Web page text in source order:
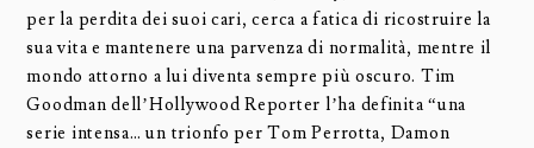
per la perdita dei suoi cari, cerca a fatica di ricostruire la
sua vita e mantenere una parvenza di normalità, mentre il
mondo attorno a lui diventa sempre più oscuro. Tim
Goodman dell’Hollywood Reporter l’ha definita “una
serie intensa… un trionfo per Tom Perrotta, Damon